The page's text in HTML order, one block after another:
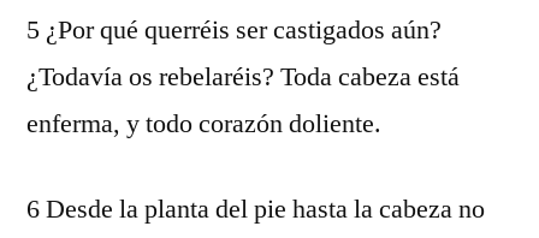
5 ¿Por qué querréis ser castigados aún?
¿Todavía os rebelaréis? Toda cabeza está
enferma, y todo corazón doliente.
6 Desde la planta del pie hasta la cabeza no